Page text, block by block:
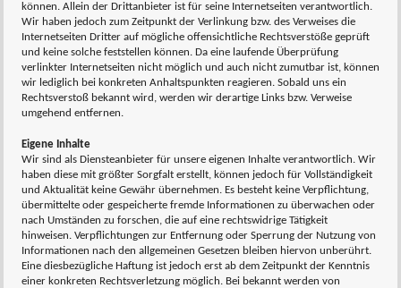
können. Allein der Drittanbieter ist für seine Internetseiten verantwortlich.
Wir haben jedoch zum Zeitpunkt der Verlinkung bzw. des Verweises die
Internetseiten Dritter auf mögliche offensichtliche Rechtsverstöße geprüft
und keine solche feststellen können. Da eine laufende Überprüfung
verlinkter Internetseiten nicht möglich und auch nicht zumutbar ist, können
wir lediglich bei konkreten Anhaltspunkten reagieren. Sobald uns ein
Rechtsverstoß bekannt wird, werden wir derartige Links bzw. Verweise
umgehend entfernen.
Eigene Inhalte
Wir sind als Diensteanbieter für unsere eigenen Inhalte verantwortlich. Wir
haben diese mit größter Sorgfalt erstellt, können jedoch für Vollständigkeit
und Aktualität keine Gewähr übernehmen. Es besteht keine Verpflichtung,
übermittelte oder gespeicherte fremde Informationen zu überwachen oder
nach Umständen zu forschen, die auf eine rechtswidrige Tätigkeit
hinweisen. Verpflichtungen zur Entfernung oder Sperrung der Nutzung von
Informationen nach den allgemeinen Gesetzen bleiben hiervon unberührt.
Eine diesbezügliche Haftung ist jedoch erst ab dem Zeitpunkt der Kenntnis
einer konkreten Rechtsverletzung möglich. Bei bekannt werden von